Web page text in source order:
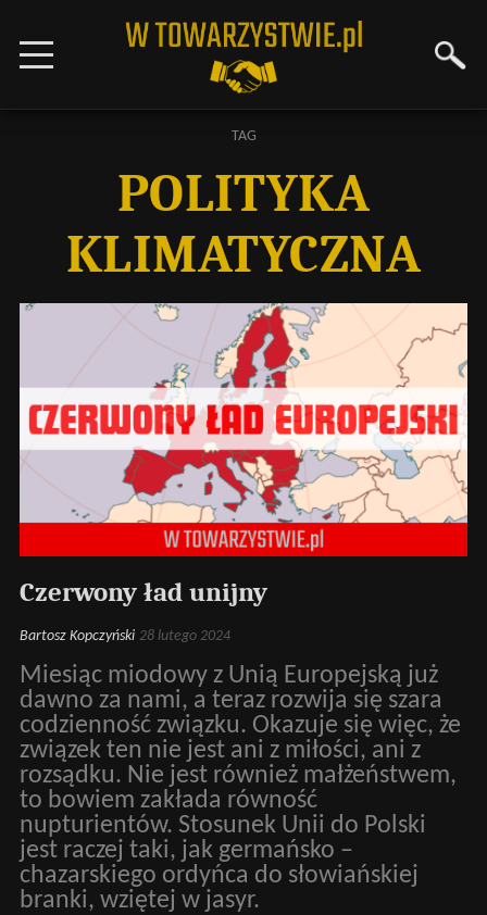
TAG
POLITYKA
KLIMATYCZNA
Czerwony ład unijny
Bartosz Kopczyński 28 lutego 2024
Miesiąc miodowy z Unią Europejską już
dawno za nami, a teraz rozwija się szara
codzienność związku. Okazuje się więc, że
związek ten nie jest ani z miłości, ani z
rozsądku. Nie jest również małżeństwem,
to bowiem zakłada równość
nupturientów. Stosunek Unii do Polski
jest raczej taki, jak germańsko –
chazarskiego ordyńca do słowiańskiej
branki, wziętej w jasyr.